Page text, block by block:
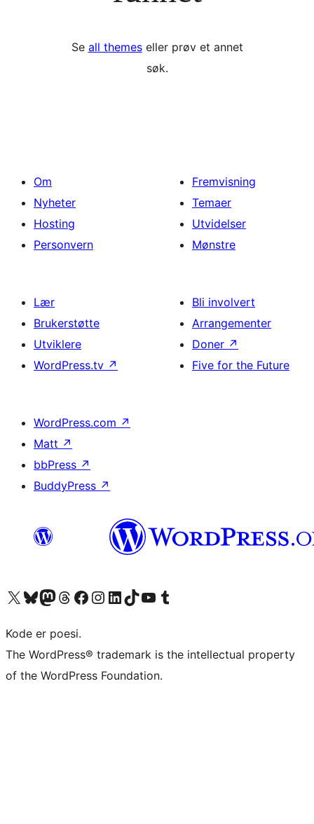
Se all themeseller prøv et annet
søk.
Om
Nyheter
Hosting
Personvern
Fremvisning
Temaer
Utvidelser
Mønstre
Lær
Brukerstøtte
Utviklere
WordPress.tv ↗
Bli involvert
Arrangementer
Doner ↗
Five for the Future
WordPress.com ↗
Matt ↗
bbPress ↗
BuddyPress ↗
Besøk vår konto på X Visit our Bluesky account
Besøk vår Mastodon-konto
Visit our Threads account
Besøk vår Facebook-sideBesøk vår Instagram-konto
Besøk vår LinkedIn-konto
Visit our TikTok account
Visit our YouTube channel
Visit our Tumblr account
Kode er poesi.
The WordPress® trademark is the intellectual property
of the WordPress Foundation.